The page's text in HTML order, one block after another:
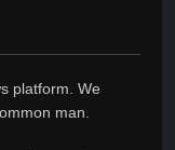
platform. We
man.